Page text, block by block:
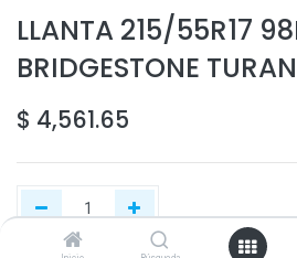
LLANTA 215/55R17
BRIDGESTONE
$ 4,561.65